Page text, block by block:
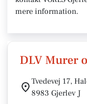
mere information.
DLV Murer
Tvedevej 17,
8983 Gjerlev J